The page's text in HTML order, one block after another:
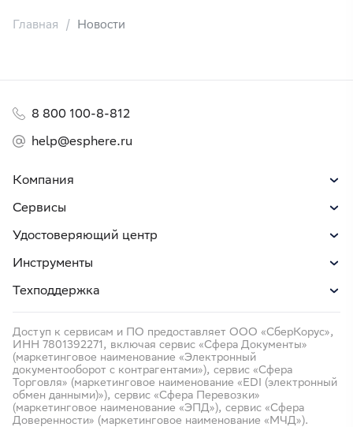
Главная Новости
Компания
Сервисы
Удостоверяющий центр
Инструменты
Техподдержка
8 800 100-8-812
help@esphere.ru
Доступ к сервисам и ПО предоставляет ООО «СберКорус»,
ИНН 7801392271, включая сервис «Сфера Документы»
(маркетинговое наименование «Электронный
документооборот с контрагентами»), сервис «Сфера
Торговля» (маркетинговое наименование «EDI (электронный
обмен данными)»), сервис «Сфера Перевозки»
(маркетинговое наименование «ЭПД»), сервис «Сфера
Доверенности» (маркетинговое наименование «МЧД»).